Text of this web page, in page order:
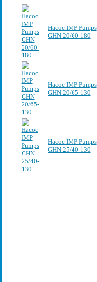
Насос IMP Pumps
GHN 20/60-180
Насос IMP Pumps
GHN 20/65-130
Насос IMP Pumps
GHN 25/40-130